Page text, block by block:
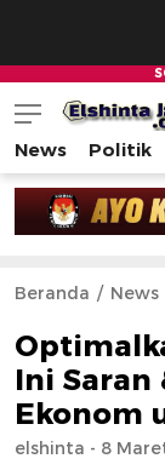
News Politik
Beranda News
Ini Saran
Ekonom
elshinta - 8